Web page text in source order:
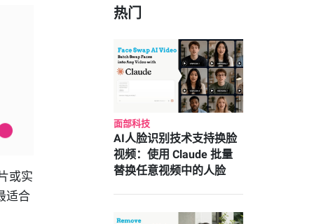
或实
适合
热门
面部科技
AI人脸识别技术支持换脸
视频：使用 Claude 批量
替换任意视频中的人脸